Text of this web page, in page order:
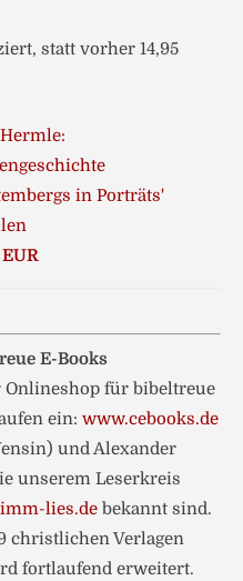
statt vorher 14,95
E-Books
Onlineshop für bibeltreue
ein: www.cebooks.de
und Alexander
unserem Leserkreis
lies.de bekannt sind.
christlichen Verlagen
fortlaufend erweitert.